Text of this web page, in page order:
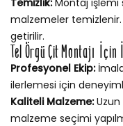
malzemeler temizlenir.
getirilir.
Tel Örgü Çit Montajı İçin
Profesyonel Ekip:
ilerlemesi için
Kaliteli Malzeme:Uzun
malzeme seçimi